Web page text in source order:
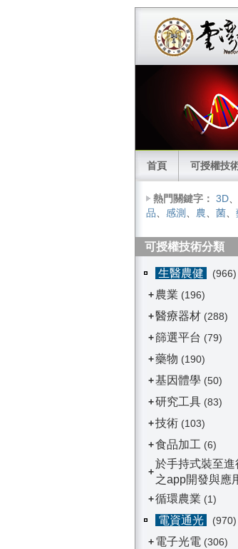
首頁 可授權技
熱門關鍵字： 3D、
品、 感測 、 農、 菌、
可授權技術分類
生醫農健
(966)
+ 農業 (196)
+醫療器材 (288)
+篩選平台 (79)
+藥物 (190)
+基因體學 (50)
+研究工具(83)
+技術(103)
+食品加工 (6)
+
於手持式裝至
之app開發與應
+循環農業 (1)
電資通光
(970)
+ 電子光電 (306)